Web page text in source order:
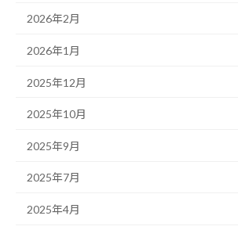
2026年2月
2026年1月
2025年12月
2025年10月
2025年9月
2025年7月
2025年4月